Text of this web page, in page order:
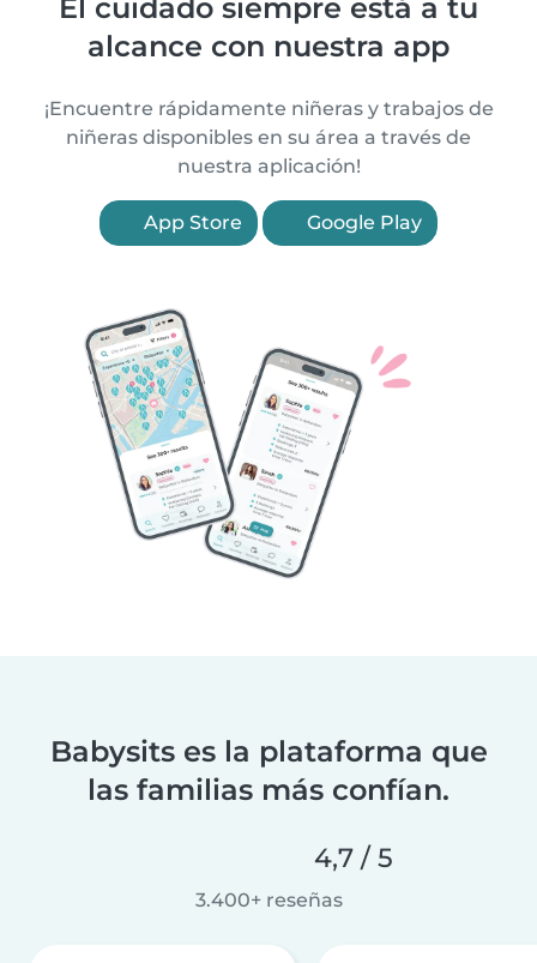
El cuidado siempre está a tu
alcance con nuestra app
¡Encuentre rápidamente niñeras y trabajos de
niñeras disponibles en su área a través de
nuestra aplicación!
App Store Google Play
Babysits es la plataforma que
las familias más confían.
4,7 / 5
3.400+ reseñas